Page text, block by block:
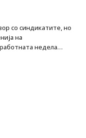
со синдикатите, но
на
недела…